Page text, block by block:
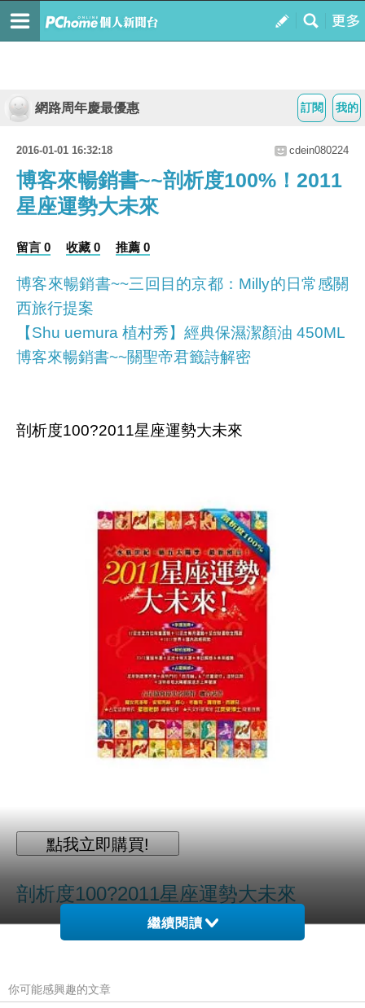
我的
訂閱
網路周年慶最優惠
2016-01-01 16:32:18 cdein080224
博客來暢銷書~~剖析度100%！2011
星座運勢大未來
留言 0 收藏 0 推薦 0
博客來暢銷書~~三回目的京都：Milly的日常感關
西旅行提案
【Shu uemura 植村秀】經典保濕潔顏油 450ML
博客來暢銷書~~關聖帝君籤詩解密
剖析度100?2011星座運勢大未來
剖析度100?2011星座運勢大未來
今天來推薦 剖析度100?2011星座運勢
回讀書感覺，真的可以讓心靜下來，想
繼續閱讀
你可能感興趣的文章